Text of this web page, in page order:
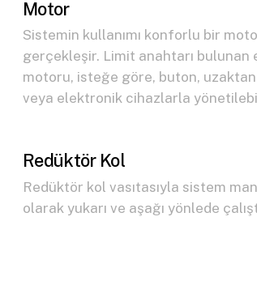
Motor
Sistemin kullanımı konforlu bir
gerçekleşir. Limit anahtarı bulunan
motoru, isteğe göre, buton,
veya elektronik cihazlarla
Redüktör Kol
Redüktör kol vasıtasıyla sistem
olarak yukarı ve aşağı yönlede